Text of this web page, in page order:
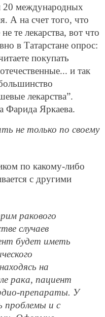
международных
А на счет того, что
те лекарства, вот что
в Татарстане опрос:
покупать
и так
лекарства”.
Фарида Яркаева.
не только по своему
по какому-либо
с другими
ракового
случаев
будет иметь
на
рака, пациент
препараты. У
проблемы и с